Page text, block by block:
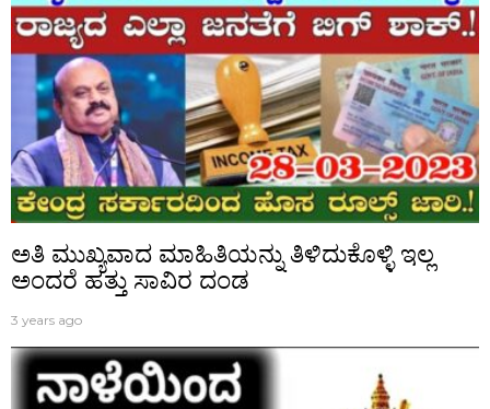
ಅತಿ ಮುಖ್ಯವಾದ ಮಾಹಿತಿಯನ್ನು ತಿಳಿದುಕೊಳ್ಳಿ ಇಲ್ಲ
ಅಂದರೆ ಹತ್ತು ಸಾವಿರ ದಂಡ
3 years ago